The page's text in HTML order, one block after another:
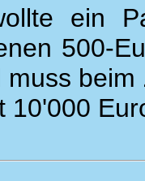
ein
500-
10'000